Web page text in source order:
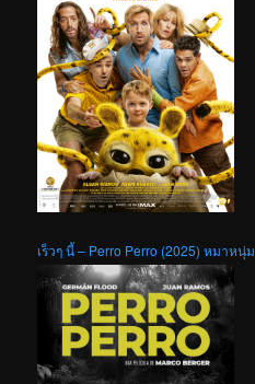
เร็วๆ นี้ – Perro Perro (2025) หมาหนุ่ม